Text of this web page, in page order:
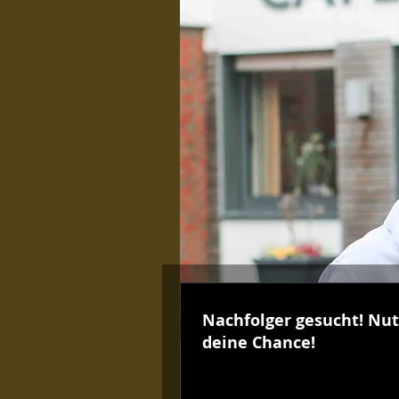
Nachfolger gesucht!
deine Chance!